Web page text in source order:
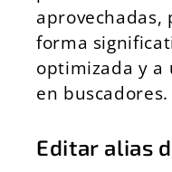
forma
optimizada y a
en buscadores.
Editar alias